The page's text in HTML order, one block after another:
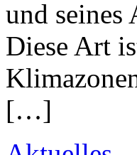
und seines
Diese Art
[…]